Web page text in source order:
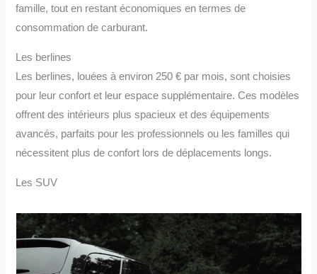
famille, tout en restant économiques en termes de
consommation de carburant.
Les berlines
Les berlines, louées à environ 250 € par mois, sont choisies
pour leur confort et leur espace supplémentaire. Ces modèles
offrent des intérieurs plus spacieux et des équipements
avancés, parfaits pour les professionnels ou les familles qui
nécessitent plus de confort lors de déplacements longs.
Les SUV